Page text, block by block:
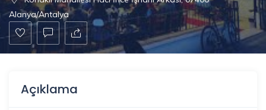
Alanya/Antalya
Açıklama